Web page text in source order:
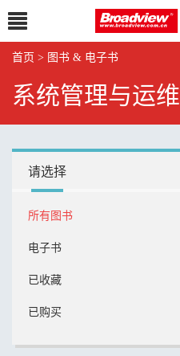
首页 > 图书 & 电子书
系统管理与运维
请选择
所有图书
电子书
已收藏
已购买